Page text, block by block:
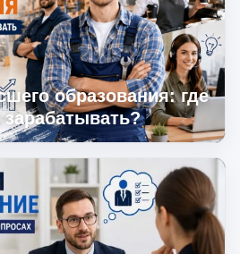
образования: где